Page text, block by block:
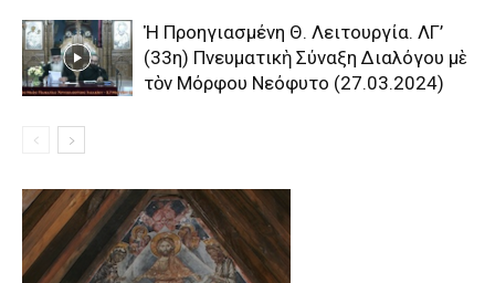
Ἡ Προηγιασμένη Θ. Λειτουργία. ΛΓ’
(33η) Πνευματικὴ Σύναξη Διαλόγου μὲ
τὸν Μόρφου Νεόφυτο (27.03.2024)